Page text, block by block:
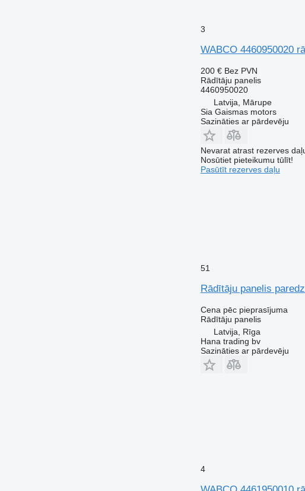
3
WABCO 4460950020
200 € Bez PVN
Rādītāju panelis
4460950020
Latvija, Mārupe
Sia Gaismas motors
Sazināties ar pārdevēju
Nevarat atrast rezerves
Nosūtiet pieteikumu tūlīt!
Pasūtīt rezerves daļu
51
Rādītāju panelis
Cena pēc pieprasījuma
Rādītāju panelis
Latvija, Rīga
Hana trading bv
Sazināties ar pārdevēju
4